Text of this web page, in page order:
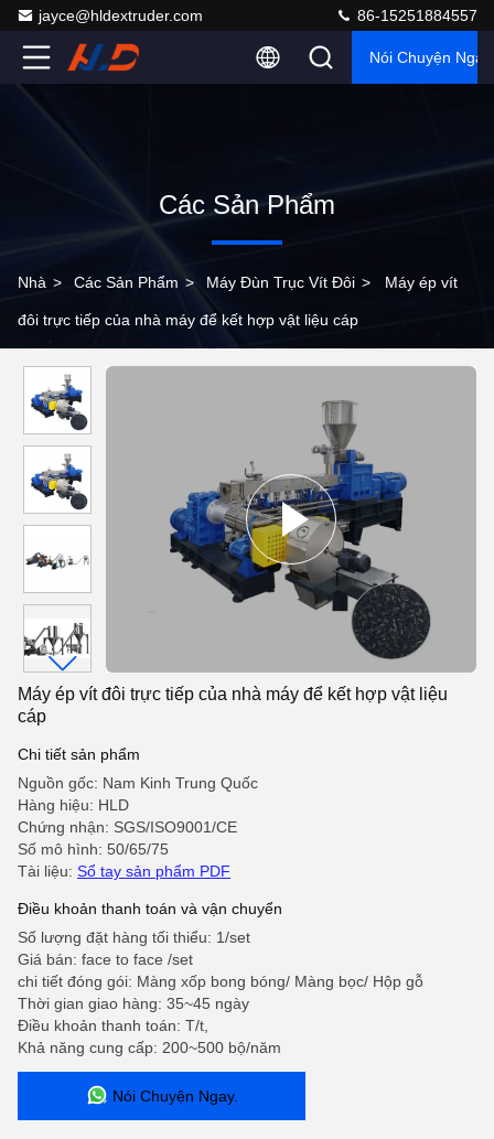
jayce@hldextruder.com 86-15251884557
Nói Chuyện Ngay.
Các Sản Phẩm
Nhà > Các Sản Phẩm > Máy Đùn Trục Vít Đôi > Máy ép vít
đôi trực tiếp của nhà máy để kết hợp vật liệu cáp
Máy ép vít đôi trực tiếp của nhà máy để kết hợp vật liệu
cáp
Chi tiết sản phẩm
Nguồn gốc: Nam Kinh Trung Quốc
Hàng hiệu: HLD
Chứng nhận: SGS/ISO9001/CE
Số mô hình: 50/65/75
Tài liệu: Sổ tay sản phẩm PDF
Điều khoản thanh toán và vận chuyển
Số lượng đặt hàng tối thiểu: 1/set
Giá bán: face to face /set
chi tiết đóng gói: Màng xốp bong bóng/ Màng bọc/ Hộp gỗ
Thời gian giao hàng: 35~45 ngày
Điều khoản thanh toán: T/t,
Khả năng cung cấp: 200~500 bộ/năm
Nói Chuyện Ngay.